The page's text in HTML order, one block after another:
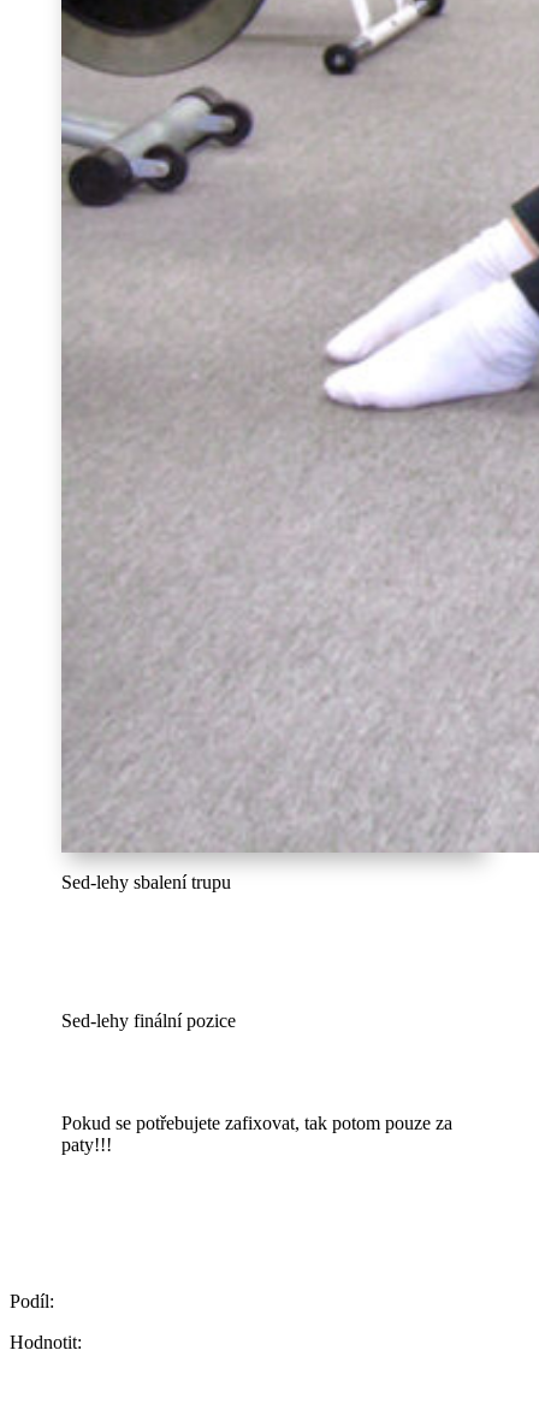
Sed-lehy sbalení trupu
Sed-lehy finální pozice
Pokud se potřebujete zafixovat, tak potom pouze za
paty!!!
Podíl:
Hodnotit: